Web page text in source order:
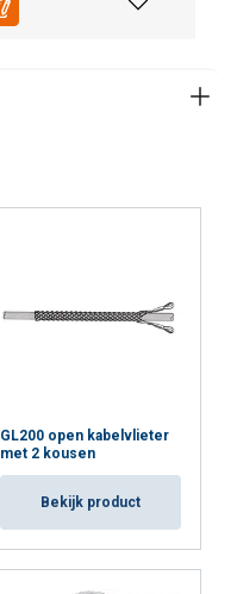
GL200 open kabelvlieter
met 2 kousen
Bekijk product